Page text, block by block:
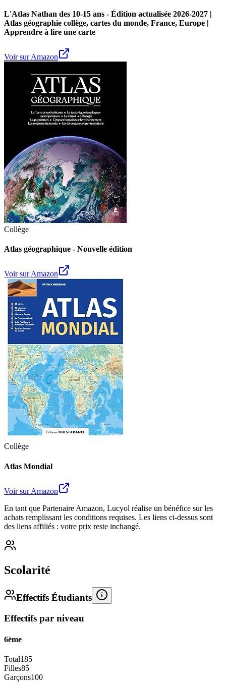
L'Atlas Nathan des 10-15 ans - Édition actualisée 2026-2027 |
Atlas géographie collège, cartes du monde, France, Europe |
Apprendre à lire une carte
Voir sur Amazon
Collège
Atlas géographique - Nouvelle édition
Voir sur Amazon
Collège
Atlas Mondial
Voir sur Amazon
En tant que Partenaire Amazon, Lucyol réalise un bénéfice sur les
achats remplissant les conditions requises. Les liens ci-dessus sont
des liens affiliés : votre prix reste inchangé.
Scolarité
Effectifs Étudiants
Effectifs par niveau
6ème
Total185
Filles85
Garçons100